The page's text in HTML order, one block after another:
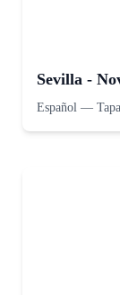
Sevilla -
Español —